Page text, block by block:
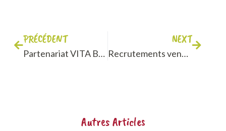
PRÉCÉDENT
Partenariat VITA Bourgogne – École de la 2ème Chance : Nouveau levier de réussite et de recrutement
NEXT
Recrutements vendanges 2022, c’est parti en Bourgogne !
Autres Articles